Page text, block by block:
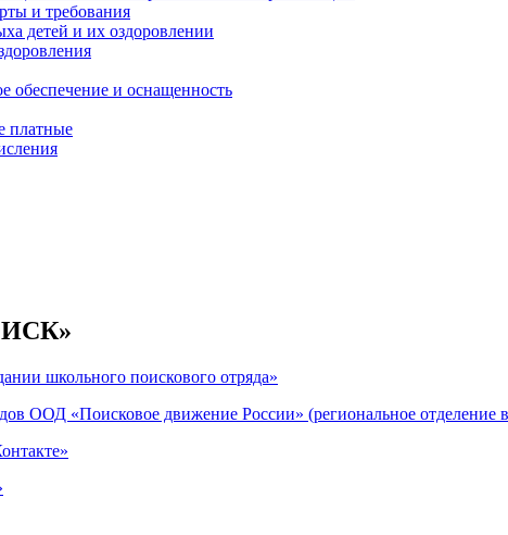
и требования
детей и их оздоровлении
обеспечение и оснащенность
платные
школьного поискового отряда»
ООД «Поисковое движение России» (региональное отделение